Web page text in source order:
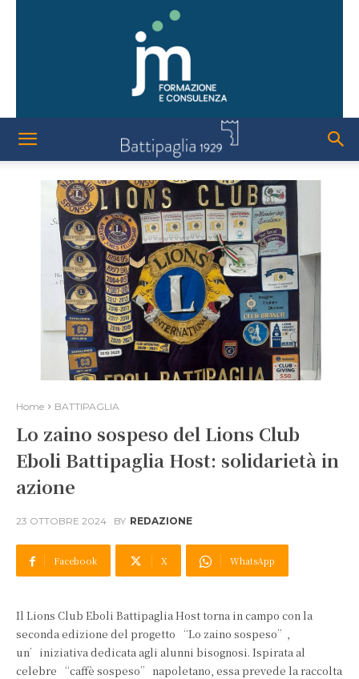
Home BATTIPAGLIA
Lo zaino sospeso del Lions Club
Eboli Battipaglia Host: solidarietà in
azione
23 OTTOBRE 2024 BY REDAZIONE
Facebook X WhatsApp
Il Lions Club Eboli Battipaglia Host torna in campo con la
seconda edizione del progetto “Lo zaino sospeso”,
un’iniziativa dedicata agli alunni bisognosi. Ispirata al
celebre “caffè sospeso” napoletano, essa prevede la raccolta